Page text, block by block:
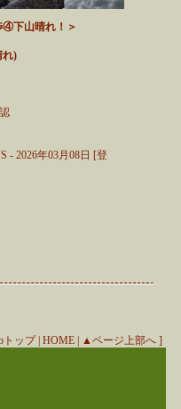
下山晴れ！＞
れ)
- 2026年03月08日 [登
トップ| HOME ▲ページ上部へ ]